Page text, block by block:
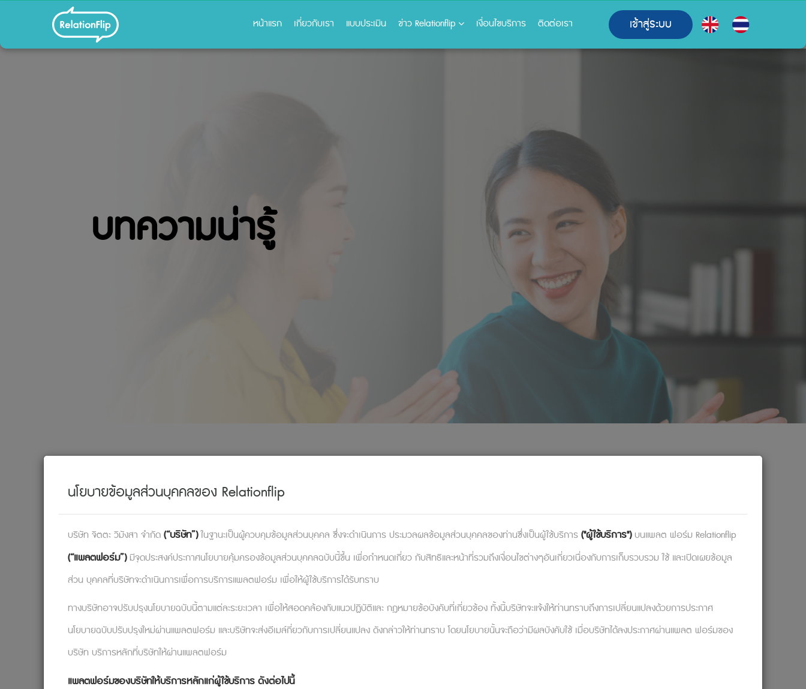
เข้าสู่ระบบ
หน้าแรก เกี่ยวกับเรา แบบประเมิน ข่าว Relationflip เงื่อนไขบริการ ติดต่อเรา
บทความน่ารู้
นโยบายข้อมูลส่วนบุคคลของ Relationflip
บริษัท จิตตะ วิมังสา จำกัด(“บริษัท”)ในฐานะเป็นผู้ควบคุมข้อมูลส่วนบุคคล ซึ่งจะดำเนินการ ประมวลผลข้อมูลส่วนบุคคลของท่านซึ่งเป็นผู้ใช้บริการ​​("ผู้ใช้บริการ")บนแพลต ฟอร์ม Relationflip
(“แพลตฟอร์ม”)มีจุดประสงค์ประกาศนโยบายคุ้มครองข้อมูลส่วนบุคคลฉบับนี้ขึ้น เพื่อกำหนดเกี่ยว กับสิทธิและหน้าที่รวมถึงเงื่อนไขต่างๆอันเกี่ยวเนื่องกับการเก็บรวบรวม ใช้ และเปิดเผยข้อมูล
ส่วน บุคคลที่บริษัทจะดำเนินการเพื่อการบริการแพลตฟอร์ม เพื่อให้ผู้ใช้บริการได้รับทราบ
ทางบริษัทอาจปรับปรุงนโยบายฉบับนี้ตามแต่ละระยะเวลา เพื่อให้สอดคล้องกับแนวปฏิบัติและ กฎหมายข้อบังคับที่เกี่ยวข้อง ทั้งนี้บริษัทจะแจ้งให้ท่านทราบถึงการเปลี่ยนแปลงด้วยการประกาศ
นโยบายฉบับปรับปรุงใหม่ผ่านแพลตฟอร์ม และบริษัทจะส่งอีเมล์กี่ยวกับการเปลี่ยนแปลง ดังกล่าวให้ท่านทราบ โดยนโยบายนั้นจะถือว่ามีผลบังคับใช้ เมื่อบริษัทได้ลงประกาศผ่านแพลต ฟอร์มของ
บริษัท บริการหลักที่บริษัทให้ผ่านแพลตฟอร์ม
แพลตฟอร์มของบริษัทให้บริการหลักแก่ผู้ใช้บริการ ดังต่อไปนี้